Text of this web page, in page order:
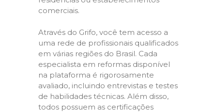
comerciais.
Através do Grifo, você tem acesso a
uma rede de profissionais qualificados
em várias regiões do Brasil. Cada
especialista em reformas disponível
na plataforma é rigorosamente
avaliado, incluindo entrevistas e testes
de habilidades técnicas. Além disso,
todos possuem as certificações